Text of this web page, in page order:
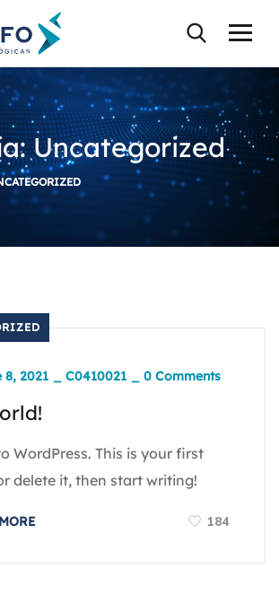
Uncategorized
8, 2021 C0410021 0 Comments
WordPress. This is your first
delete it, then start writing!
184